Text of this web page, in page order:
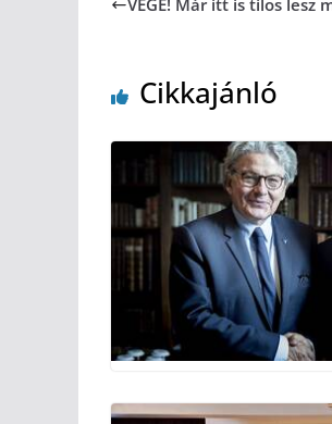
VÉGE! Már itt is tilos lesz
Cikkajánló